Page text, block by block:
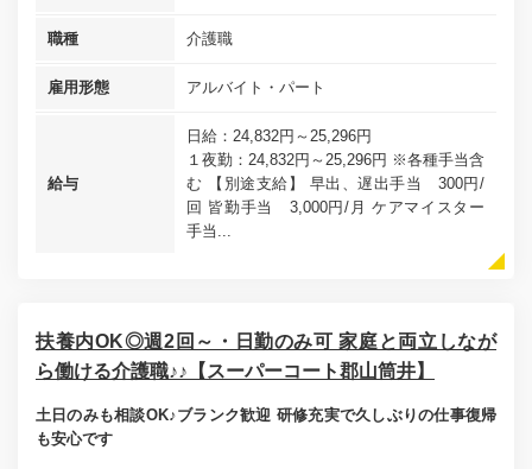
職種 介護職
雇用形態 アルバイト・パート
給与
日給：24,832円～25,296円
１夜勤：24,832円～25,296円 ※各種手当含
む 【別途支給】 早出、遅出手当 300円/
回 皆勤手当 3,000円/月 ケアマイスター
手当...
扶養内OK◎週2回～・日勤のみ可 家庭と両立しなが
ら働ける介護職♪♪【スーパーコート郡山筒井】
土日のみも相談OK♪ブランク歓迎 研修充実で久しぶりの仕事復帰
も安心です